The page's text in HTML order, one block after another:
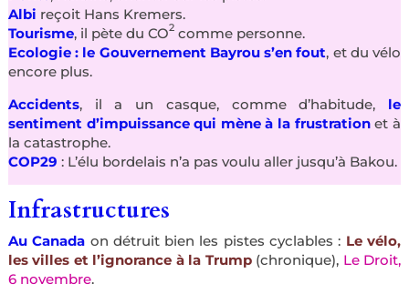
Albi reçoit Hans Kremers.
Tourisme, il pète du CO2comme personne.
Ecologie : le Gouvernement Bayrou s’en fout, et du vélo
encore plus.
Accidents, il a un casque, comme d’habitude, le
sentiment d’impuissance qui mène à la frustrationet à
la catastrophe.
COP29 : L’élu bordelais n’a pas voulu aller jusqu’à Bakou.
Infrastructures
Au Canada on détruit bien les pistes cyclables : Le vélo,
les villes et l’ignorance à la Trump(chronique), Le Droit,
6 novembre.